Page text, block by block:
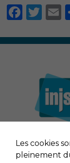
Les cookies
pleinement